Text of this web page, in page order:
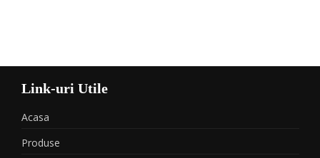
Link-uri Utile
Acasa
Produse